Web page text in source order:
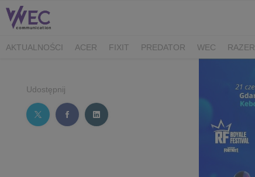
AKTUALNOŚCI ACER FIXIT PREDATOR WEC RAZER
Udostępnij